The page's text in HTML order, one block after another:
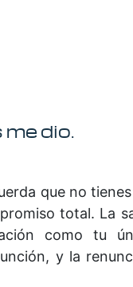
dio.
que no
total. La
como tu
y la